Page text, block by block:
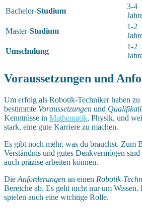
Bachelor-Studium
3-4
Master-Studium
1-2
Umschulung
1-2
Voraussetzungen und
Um erfolg als Robotik-Techniker haben zu
bestimmte Voraussetzungen und
Kenntnisse in Mathematik, Physik, und
stark, eine gute Karriere zu machen.
Es gibt noch mehr, was du brauchst. Zum
Verständnis und gutes Denkvermögen
auch präzise arbeiten können.
Die Anforderungen an einen Robotik-
Bereiche ab. Es geht nicht nur um Wissen.
spielen auch eine wichtige Rolle.